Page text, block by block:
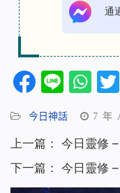
通
Line
今日神話 7 年
上一篇： 今日靈修
下一篇： 今日靈修